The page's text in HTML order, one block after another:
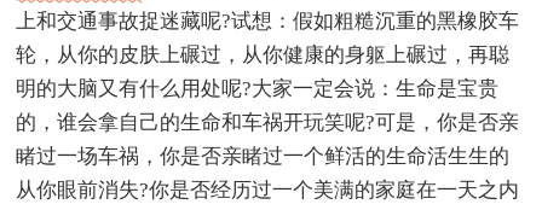
上和交通事故捉迷藏呢?试想：假如粗糙沉重的黑橡胶车
轮，从你的皮肤上碾过，从你健康的身躯上碾过，再聪
明的大脑又有什么用处呢?大家一定会说：生命是宝贵
的，谁会拿自己的生命和车祸开玩笑呢?可是，你是否亲
睹过一场车祸，你是否亲睹过一个鲜活的生命活生生的
从你眼前消失?你是否经历过一个美满的家庭在一天之内